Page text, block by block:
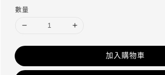
數量
加入購物車